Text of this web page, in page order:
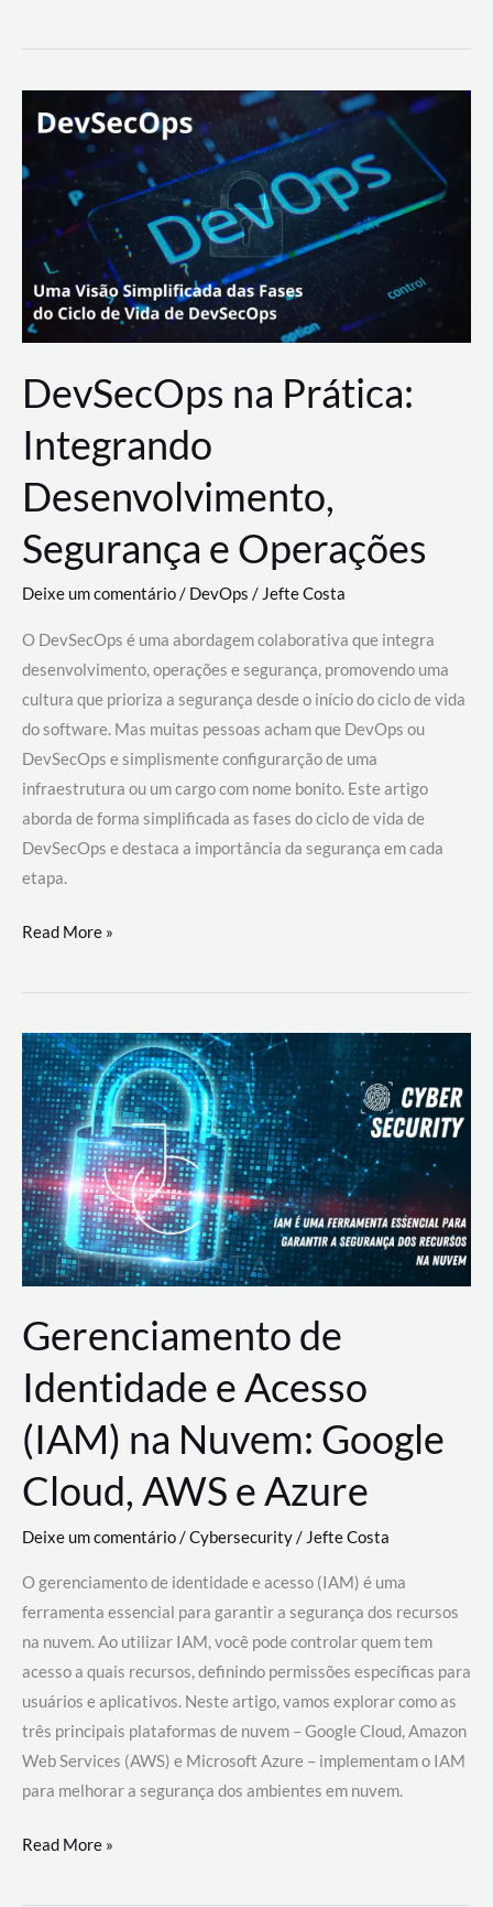
palyer
Lance
Rural
DevSecOps na Prática:
Integrando
Desenvolvimento,
Segurança e Operações
Deixe um comentário/ DevOps /Jefte Costa
O DevSecOps é uma abordagem colaborativa que integra
desenvolvimento, operações e segurança, promovendo uma
cultura que prioriza a segurança desde o início do ciclo de vida
do software. Mas muitas pessoas acham que DevOps ou
DevSecOps e simplismente configurarção de uma
infraestrutura ou um cargo com nome bonito. Este artigo
aborda de forma simplificada as fases do ciclo de vida de
DevSecOps e destaca a importância da segurança em cada
etapa.
DevSecOps
Prática:
Desenvolvimento,
Segurança
e
Operações
Read More »
Gerenciamento de
Identidade e Acesso
(IAM) na Nuvem: Google
Cloud, AWS e Azure
Deixe um comentário/Cybersecurity/ Jefte Costa
O gerenciamento de identidade e acesso (IAM) é uma
ferramenta essencial para garantir a segurança dos recursos
na nuvem. Ao utilizar IAM, você pode controlar quem tem
acesso a quais recursos, definindo permissões específicas para
usuários e aplicativos. Neste artigo, vamos explorar como as
três principais plataformas de nuvem – Google Cloud, Amazon
Web Services (AWS) e Microsoft Azure – implementam o IAM
para melhorar a segurança dos ambientes em nuvem.
Gerenciamento
Read More »